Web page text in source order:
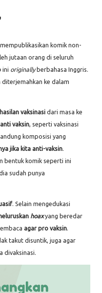
komik non-
jutaan orang di seluruh
ini originallyberbahasa Inggris.
diterjemahkan ke dalam
vaksinasi dari masa ke
vaksin, seperti vaksinasi
komposisi yang
jika kita anti-vaksin.
bentuk komik seperti ini
sudah punya
. Selain mengedukasi
hoaxyang beredar
agar pro vaksin.
takut disuntik, juga agar
divaksinasi.